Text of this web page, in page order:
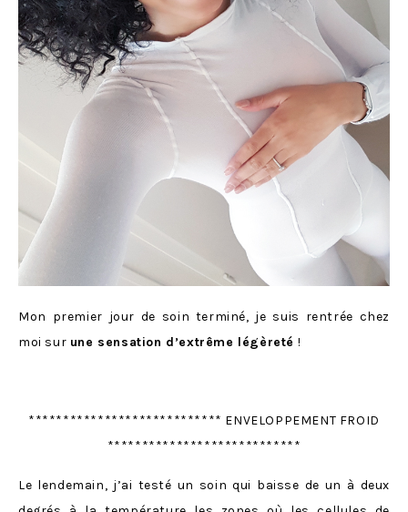
Mon premier jour de soin terminé, je suis rentrée chez
moi sur une sensation d’extrême légèreté !
**************************** ENVELOPPEMENT FROID
****************************
Le lendemain, j’ai testé un soin qui baisse de un à deux